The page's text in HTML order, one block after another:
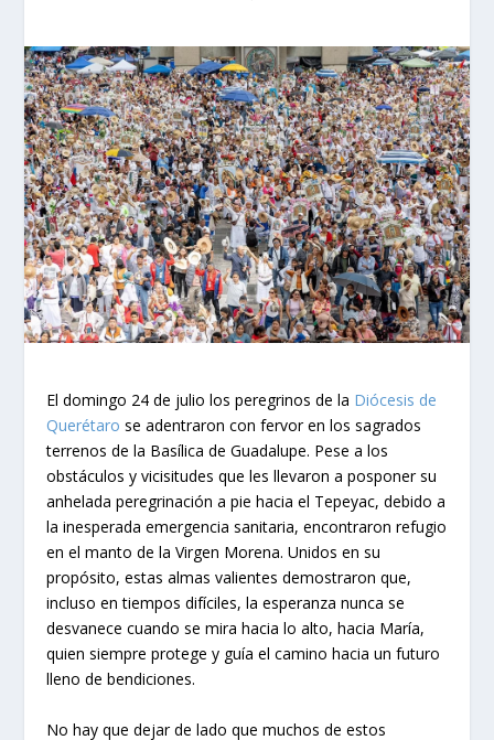
El domingo 24 de julio los peregrinos de la Diócesis de
Querétaro se adentraron con fervor en los sagrados
terrenos de la Basílica de Guadalupe. Pese a los
obstáculos y vicisitudes que les llevaron a posponer su
anhelada peregrinación a pie hacia el Tepeyac, debido a
la inesperada emergencia sanitaria, encontraron refugio
en el manto de la Virgen Morena. Unidos en su
propósito, estas almas valientes demostraron que,
incluso en tiempos difíciles, la esperanza nunca se
desvanece cuando se mira hacia lo alto, hacia María,
quien siempre protege y guía el camino hacia un futuro
lleno de bendiciones.
No hay que dejar de lado que muchos de estos